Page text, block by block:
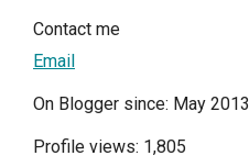
Contact me
Email
On Blogger since: May 2013
Profile views: 1,805